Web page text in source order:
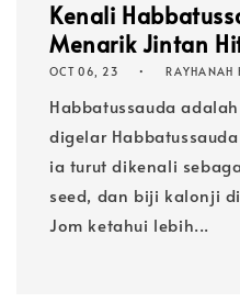
Kenali
Menarik Jintan
OCT 06, 23 RAYHANAH
Habbatussauda
digelar
ia turut dikenali
seed, dan biji kalonji
Jom ketahui lebih...